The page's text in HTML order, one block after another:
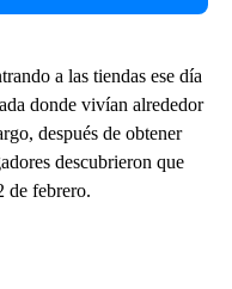
a las tiendas ese día
donde vivían alrededor
después de obtener
descubrieron que
de febrero.